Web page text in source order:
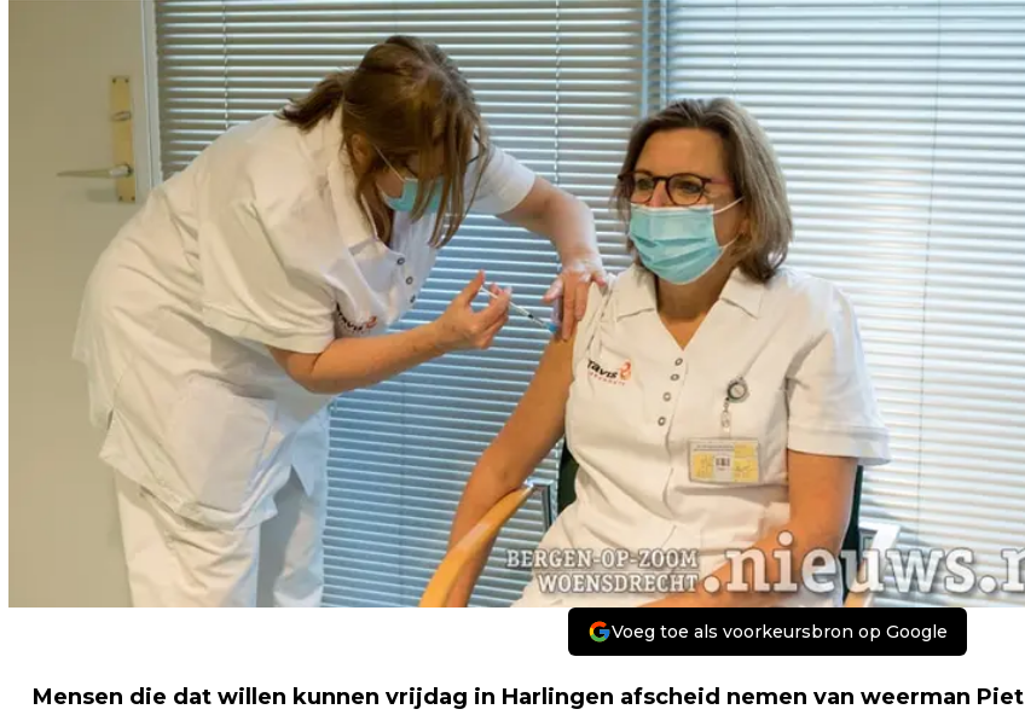
Voeg toe als voorkeursbron op Google
Mensen die dat willen kunnen vrijdag in Harlingen afscheid nemen van weerman Piet